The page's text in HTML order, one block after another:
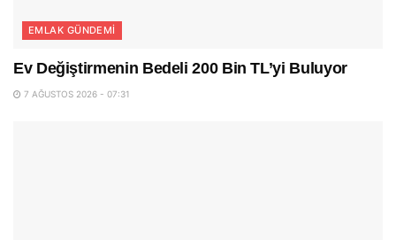
EMLAK GÜNDEMI
Ev Değiştirmenin Bedeli 200 Bin TL’yi Buluyor
7 AĞUSTOS 2026 - 07:31